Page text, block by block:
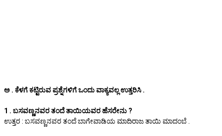
ಅ . ಕೆಳಗೆ ಕಟ್ಟಿರುವ ಪ್ರಶ್ನೆಗಳಿಗೆ ಒಂದು ವಾಕ್ಯವಲ್ಲ ಉತ್ತರಿಸಿ .
1 . ಬಸವಣ್ಣನವರ ತಂದೆ ತಾಯಿಯವರ ಹೆಸರೇನು ?
ಉತ್ತರ : ಬಸವಣ್ಣನವರ ತಂದೆ ಬಾಗೇವಾಡಿಯ ಮಾದಿರಾಜ ತಾಯಿ ಮಾದಂಬೆ .